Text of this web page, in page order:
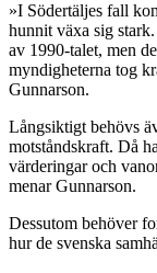
»I Södertäljes fall
hunnit växa sig
av 1990-talet, men
myndigheterna tog
Gunnarson.
Långsiktigt behövs
motståndskraft. Då
värderingar och
menar Gunnarson.
Dessutom behöver
hur de svenska